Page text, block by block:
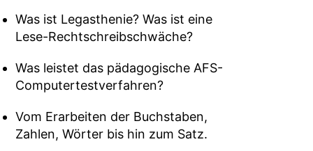
Was ist Legasthenie? Was ist eine
Lese-Rechtschreibschwäche?
Was leistet das pädagogische AFS-
Computertestverfahren?
Vom Erarbeiten der Buchstaben,
Zahlen, Wörter bis hin zum Satz.